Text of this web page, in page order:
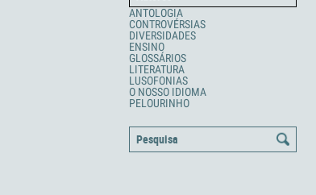
ANTOLOGIA
CONTROVÉRSIAS
DIVERSIDADES
ENSINO
GLOSSÁRIOS
LITERATURA
LUSOFONIAS
O NOSSO IDIOMA
PELOURINHO